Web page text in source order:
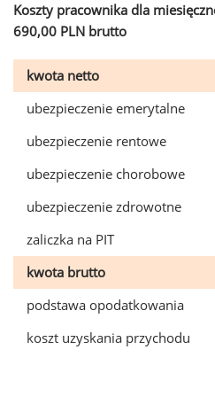
Koszty pracownika dla
690,00 PLN brutto
kwota netto
ubezpieczenie emerytalne
ubezpieczenie rentowe
ubezpieczenie chorobowe
ubezpieczenie zdrowotne
zaliczka na PIT
kwota brutto
podstawa opodatkowania
koszt uzyskania przychodu